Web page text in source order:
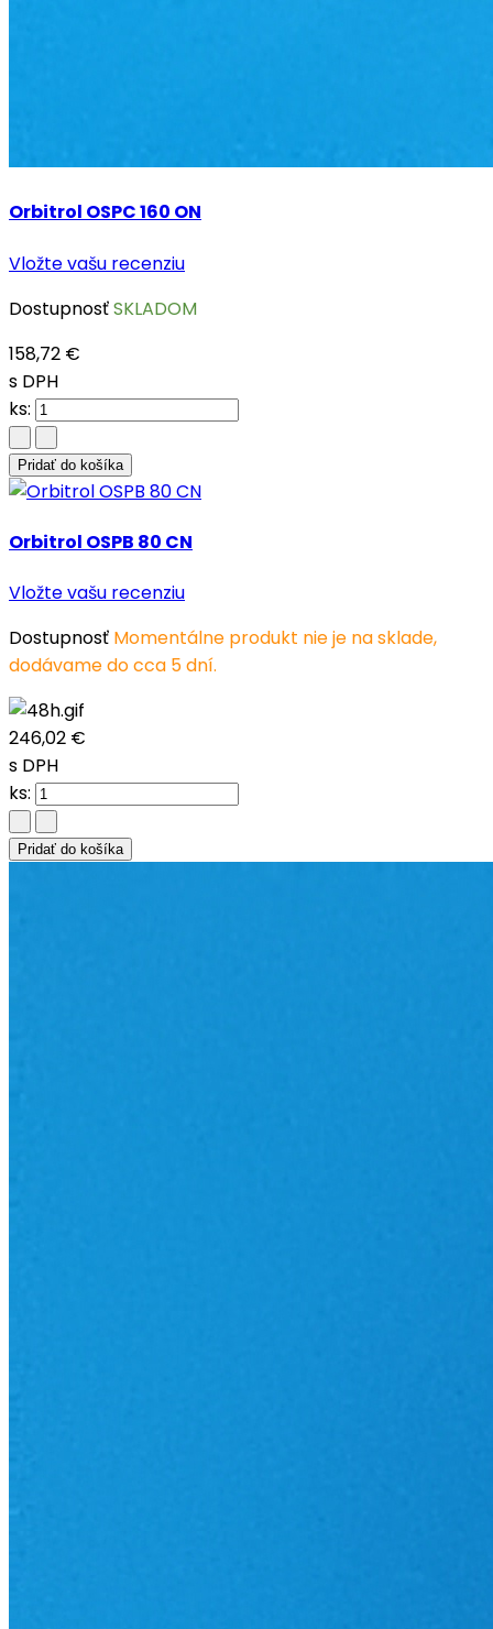
Orbitrol OSPC 160 ON
Vložte vašu recenziu
DostupnosťSKLADOM
158,72 €
s DPH
ks:
Pridať do košíka
Orbitrol OSPB 80 CN
Vložte vašu recenziu
Dostupnosť Momentálne produkt nie je na sklade,
dodávame do cca 5 dní.
246,02 €
s DPH
ks:
Pridať do košíka